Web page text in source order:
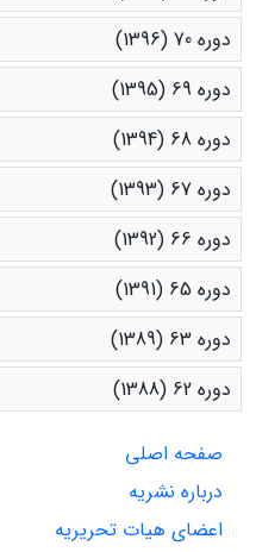
دوره 70 (1396)
دوره 69 (1395)
دوره 68 (1394)
دوره 67 (1393)
دوره 66 (1392)
دوره 65 (1391)
دوره 63 (1389)
دوره 62 (1388)
صفحه اصلی
درباره نشریه
اعضای هیات تحریریه